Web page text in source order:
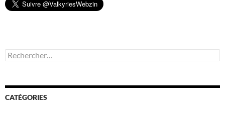
Rechercher :
CATÉGORIES